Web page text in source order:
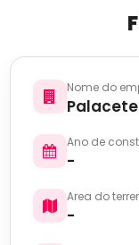
Nome do
Ano de
-
Area do
-